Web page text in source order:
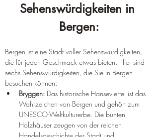
Sehenswürdigkeiten in
Bergen:
Bergen ist eine Stadt voller Sehenswürdigkeiten,
die für jeden Geschmack etwas bieten. Hier sind
sechs Sehenswürdigkeiten, die Sie in Bergen
besuchen können:
Bryggen: Das historische Hanseviertel ist das
Wahrzeichen von Bergen und gehört zum
UNESCO-Weltkulturerbe. Die bunten
Holzhäuser zeugen von der reichen
Handelsgeschichte der Stadt und